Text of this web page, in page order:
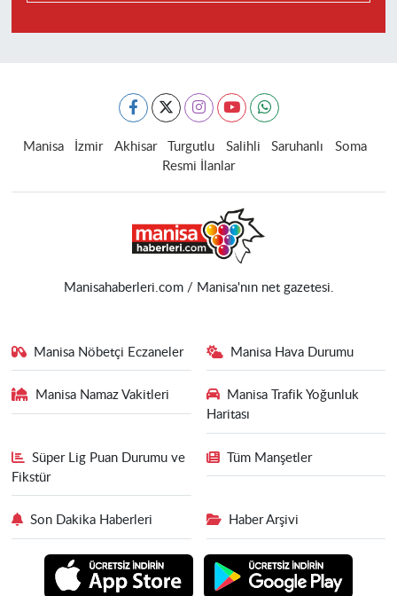
Manisa İzmir Akhisar Turgutlu Salihli Saruhanlı
Soma
Resmi İlanlar
Manisahaberleri.com / Manisa'nın net gazetesi.
Manisa Nöbetçi Eczaneler Manisa Hava Durumu
Manisa Namaz Vakitleri
Manisa Trafik Yoğunluk
Haritası
Süper Lig Puan Durumu ve
Fikstür
Tüm Manşetler
Son Dakika Haberleri Haber Arşivi